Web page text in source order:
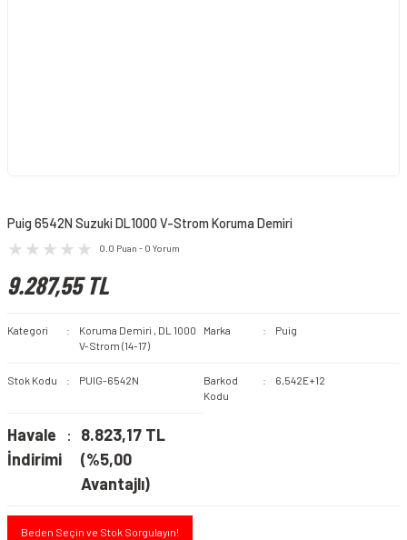
Puig 6542N Suzuki DL1000 V-Strom Koruma Demiri
0.0 Puan - 0 Yorum
9.287,55 TL
Kategori Koruma Demiri , DL 1000
V-Strom (14-17)
Marka Puig
Stok Kodu PUIG-6542N
Barkod
Kodu
6,542E+12
Havale
İndirimi
8.823,17 TL
(%5,00
Avantajlı)
Beden Seçin ve Stok Sorgulayın!